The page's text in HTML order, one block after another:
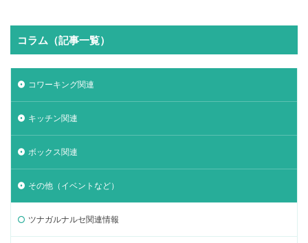
コラム（記事一覧）
コワーキング関連
キッチン関連
ボックス関連
その他（イベントなど）
ツナガルナルセ関連情報